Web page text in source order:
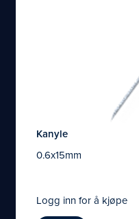
Kanyle
0.6x15mm
Logg inn for å kjøpe